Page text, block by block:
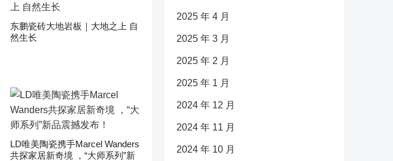
东鹏瓷砖大地岩板｜大地之上 自
然生长
LD唯美陶瓷携手Marcel Wanders
共探家居新奇境 ，“大师系列”新
2025 年 4 月
2025 年 3 月
2025 年 2 月
2025 年 1 月
2024 年 12 月
2024 年 11 月
2024 年 10 月